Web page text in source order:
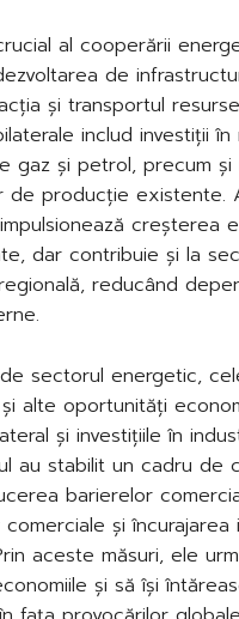
al cooperării
de
și transportul
includ investiții în
gaz și petrol, precum și
de producție existente.
creșterea
dar contribuie și la
reducând
sectorul energetic,
alte oportunități
și investițiile în
au stabilit un cadru de
barierelor
comerciale și încurajarea
aceste măsuri, ele
și să își